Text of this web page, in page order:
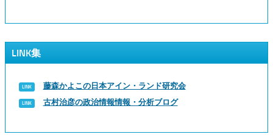
LINK集
藤森かよこの日本アイン・ランド研究会
古村治彦の政治情報情報・分析ブログ